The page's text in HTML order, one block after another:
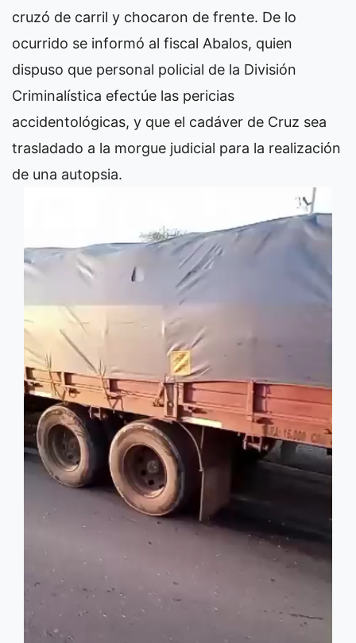
cruzó de carril y chocaron de frente. De lo
ocurrido se informó al fiscal Abalos, quien
dispuso que personal policial de la División
Criminalística efectúe las pericias
accidentológicas, y que el cadáver de Cruz sea
trasladado a la morgue judicial para la realización
de una autopsia.